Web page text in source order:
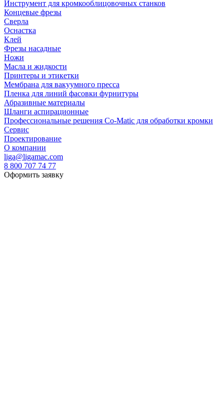
Инструмент для кромкооблицовочных станков
Концевые фрезы
Сверла
Оснастка
Клей
Фрезы насадные
Ножи
Масла и жидкости
Принтеры и этикетки
Мембрана для вакуумного пресса
Пленка для линий фасовки фурнитуры
Абразивные материалы
Шланги аспирационные
Профессиональные решения Co-Matic для обработки кромки
Сервис
Проектирование
О компании
liga@ligamac.com
8 800 707 74 77
Оформить заявку